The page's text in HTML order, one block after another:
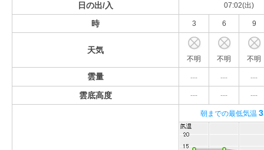
日の出/入 07:02(出)
時 3 6 9
天気
不明 不明 不明
雲量 --- --- ---
雲底高度 --- --- ---
朝までの最低気温